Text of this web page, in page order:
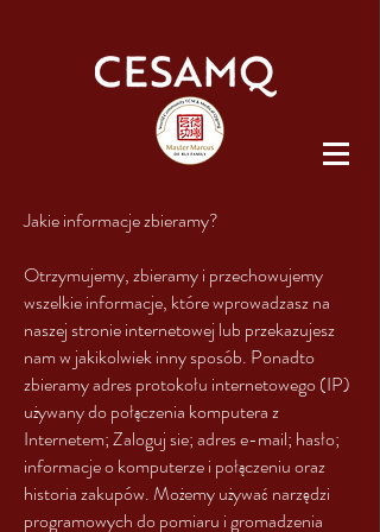
Jakie informacje zbieramy?
Otrzymujemy, zbieramy i przechowujemy
wszelkie informacje, które wprowadzasz na
naszej stronie internetowej lub przekazujesz
nam w jakikolwiek inny sposób. Ponadto
zbieramy adres protokołu internetowego (IP)
używany do połączenia komputera z
Internetem; Zaloguj sie; adres e-mail; hasło;
informacje o komputerze i połączeniu oraz
historia zakupów. Możemy używać narzędzi
programowych do pomiaru i gromadzenia